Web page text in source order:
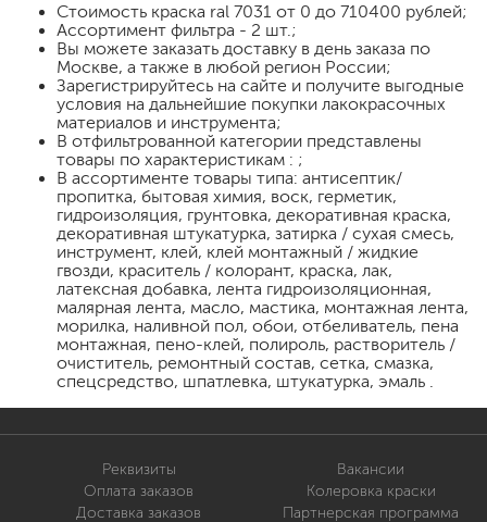
Стоимость краска ral 7031 от 0 до 710400 рублей;
Ассортимент фильтра - 2 шт.;
Вы можете заказать доставку в день заказа по
Москве, а также в любой регион России;
Зарегистрируйтесь на сайте и получите выгодные
условия на дальнейшие покупки лакокрасочных
материалов и инструмента;
В отфильтрованной категории представлены
товары по характеристикам : ;
В ассортименте товары типа: антисептик/
пропитка, бытовая химия, воск, герметик,
гидроизоляция, грунтовка, декоративная краска,
декоративная штукатурка, затирка / сухая смесь,
инструмент, клей, клей монтажный / жидкие
гвозди, краситель / колорант, краска, лак,
латексная добавка, лента гидроизоляционная,
малярная лента, масло, мастика, монтажная лента,
морилка, наливной пол, обои, отбеливатель, пена
монтажная, пено-клей, полироль, растворитель /
очиститель, ремонтный состав, сетка, смазка,
спецсредство, шпатлевка, штукатурка, эмаль .
Реквизиты
Оплата заказов
Доставка заказов
Вакансии
Колеровка краски
Партнерская программа